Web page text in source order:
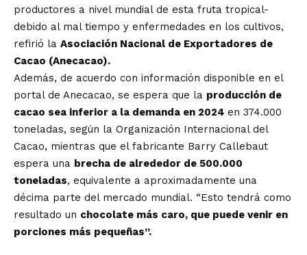
productores a nivel mundial de esta fruta tropical-
debido al mal tiempo y enfermedades en los cultivos,
refirió la Asociación Nacional de Exportadores de
Cacao (Anecacao).
Además, de acuerdo con información disponible en el
portal de Anecacao, se espera que la producción de
cacao sea inferior a la demanda en 2024 en 374.000
toneladas, según la Organización Internacional del
Cacao, mientras que el fabricante Barry Callebaut
espera una brecha de alrededor de 500.000
toneladas, equivalente a aproximadamente una
décima parte del mercado mundial. “Esto tendrá como
resultado un chocolate más caro, que puede venir en
porciones más pequeñas”.